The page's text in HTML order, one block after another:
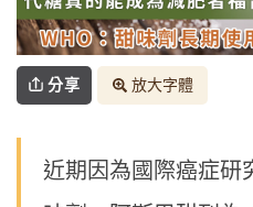
分享 放大字體
近期因為國際癌症研